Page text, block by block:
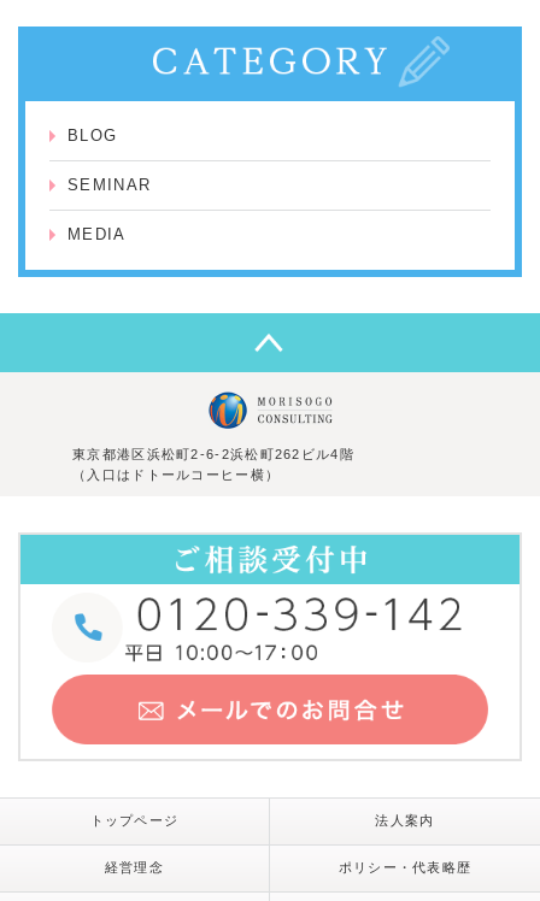
BLOG
SEMINAR
MEDIA
東京都港区浜松町2-6-2浜松町262ビル4階
（入口はドトールコーヒー横）
トップページ 法人案内
経営理念 ポリシー・代表略歴